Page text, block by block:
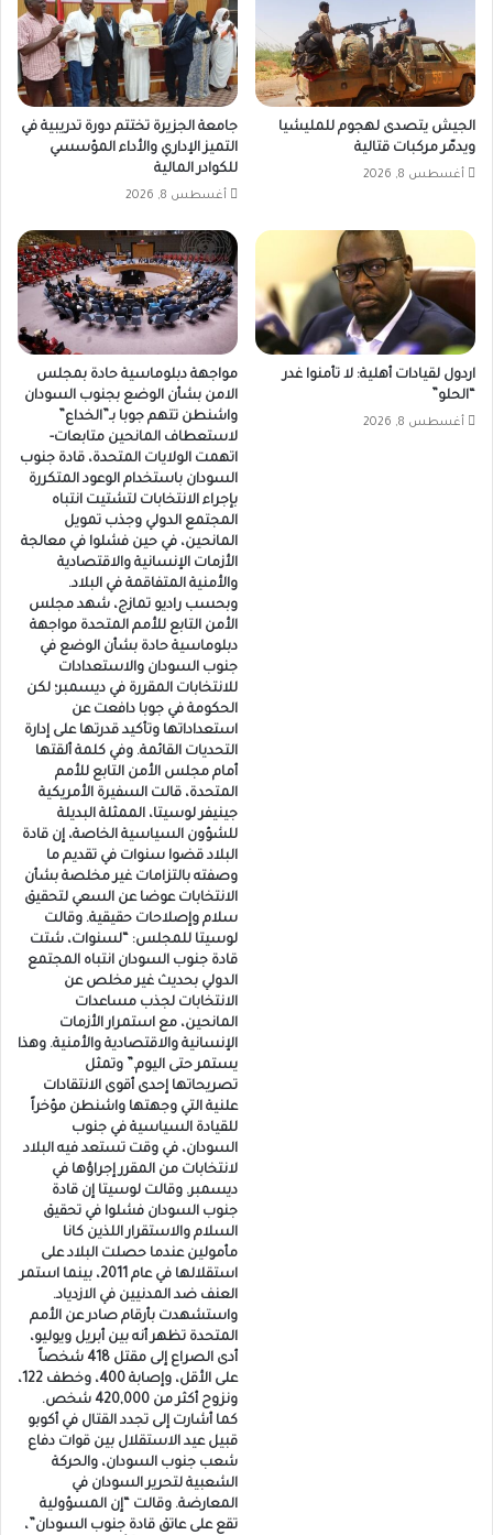
الجيش يتصدى لهجوم للمليشيا
ويدمّر مركبات قتالية
أغسطس 8, 2026
جامعة الجزيرة تختتم دورة تدريبية في
التميز الإداري والأداء المؤسسي
للكوادر المالية
أغسطس 8, 2026
اردول لقيادات أهلية: لا تأمنوا غدر
“الحلو”
أغسطس 8, 2026
مواجهة دبلوماسية حادة بمجلس
الامن بشأن الوضع بجنوب السودان
واشنطن تتهم جوبا بـ”الخداع”
لاستعطاف المانحين متابعات-
اتهمت الولايات المتحدة، قادة جنوب
السودان باستخدام الوعود المتكررة
بإجراء الانتخابات لتشتيت انتباه
المجتمع الدولي وجذب تمويل
المانحين، في حين فشلوا في معالجة
الأزمات الإنسانية والاقتصادية
والأمنية المتفاقمة في البلاد.
وبحسب راديو تمازج، شهد مجلس
الأمن التابع للأمم المتحدة مواجهة
دبلوماسية حادة بشأن الوضع في
جنوب السودان والاستعدادات
للانتخابات المقررة في ديسمبر؛ لكن
الحكومة في جوبا دافعت عن
استعداداتها وتأكيد قدرتها على إدارة
التحديات القائمة. وفي كلمة ألقتها
أمام مجلس الأمن التابع للأمم
المتحدة، قالت السفيرة الأمريكية
جينيفر لوسيتا، الممثلة البديلة
للشؤون السياسية الخاصة، إن قادة
البلاد قضوا سنوات في تقديم ما
وصفته بالتزامات غير مخلصة بشأن
الانتخابات عوضا عن السعي لتحقيق
سلام وإصلاحات حقيقية. وقالت
لوسيتا للمجلس: “لسنوات، شتت
قادة جنوب السودان انتباه المجتمع
الدولي بحديث غير مخلص عن
الانتخابات لجذب مساعدات
المانحين، مع استمرار الأزمات
الإنسانية والاقتصادية والأمنية. وهذا
يستمر حتى اليوم.” وتمثل
تصريحاتها إحدى أقوى الانتقادات
علنية التي وجهتها واشنطن مؤخراً
للقيادة السياسية في جنوب
السودان، في وقت تستعد فيه البلاد
لانتخابات من المقرر إجراؤها في
ديسمبر. وقالت لوسيتا إن قادة
جنوب السودان فشلوا في تحقيق
السلام والاستقرار اللذين كانا
مأمولين عندما حصلت البلاد على
استقلالها في عام 2011، بينما استمر
العنف ضد المدنيين في الازدياد.
واستشهدت بأرقام صادر عن الأمم
المتحدة تظهر أنه بين أبريل ويوليو،
أدى الصراع إلى مقتل 418 شخصاً
على الأقل، وإصابة 400، وخطف 122،
ونزوح أكثر من 420,000 شخص.
كما أشارت إلى تجدد القتال في أكوبو
قبيل عيد الاستقلال بين قوات دفاع
شعب جنوب السودان، والحركة
الشعبية لتحرير السودان في
المعارضة. وقالت “إن المسؤولية
تقع على عاتق قادة جنوب السودان”،